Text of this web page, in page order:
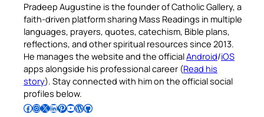
Pradeep Augustine is the founder of Catholic Gallery, a
faith-driven platform sharing Mass Readings in multiple
languages, prayers, quotes, catechism, Bible plans,
reflections, and other spiritual resources since 2013.
He manages the website and the officialAndroid/iOS
apps alongside his professional career (Read his
story). Stay connected with him on the official social
profiles below.
Follow Pradeep on Facebook Follow Pradeep on InstagramFollow Pradeep on X Follow Pradeep on LinkedIn Follow Pradeep on Pinterest Subscribe to Pradeep’s Youtube Channel Follow Pradeep on WordPress Follow Pradeep on GitHub